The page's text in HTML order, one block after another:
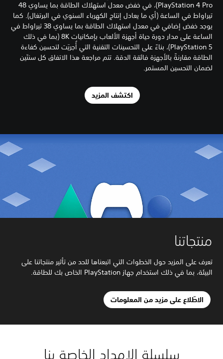
PlayStation 4 Pro)، في خفض معدل استهلاك الطاقة بما يساوي 48
تيراواط في الساعة (أي ما يعادل إنتاج الكهرباء السنوي في البرتغال). كما
يوجد خفض إضافي في معدل استهلاك الطاقة بما يساوي 38 تيراواط في
الساعة على مدار دورة حياة أجهزة الألعاب بإمكانيات 8K (بما في ذلك
PlayStation 5)، بناءً على التحسينات التقنية التي أُجريَت لتحسين كفاءة
الطاقة مقارنةً بالأجهزة فائقة الدقة. تتم مراجعة هذا الاتفاق كل سنتَين
لضمان التحسين المستمر.
اكتشف المزيد
منتجاتنا
تعرف على المزيد حول الخطوات التي اتبعناها للحد من تأثير منتجاتنا على
البيئة، بما في ذلك استخدام جهاز PlayStation الخاص بك للطاقة.
الاطّلاع على مزيد من المعلومات
سلسلة الإمداد الخاصة بنا